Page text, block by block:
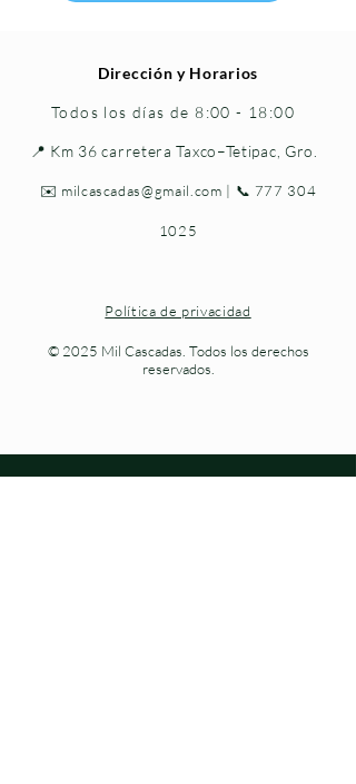
Dirección y Horarios
Todos los días de 8:00 - 18:00
📍 Km 36 carretera Taxco–Tetipac, Gro.
✉️ milcascadas@gmail.com | 📞 777 304
1025
Política de privacidad
© 2025 Mil Cascadas. Todos los derechos
reservados.